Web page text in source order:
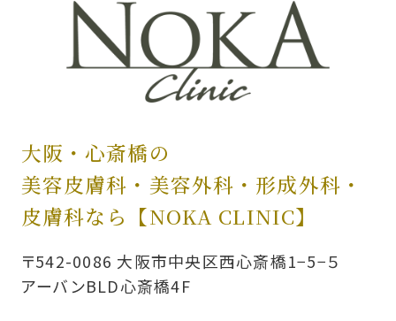
大阪・心斎橋の
美容皮膚科・美容外科・ 形成外科・
皮膚科なら【NOKA CLINIC】
〒542-0086 大阪市中央区西心斎橋1−5−５
アーバンBLD心斎橋4F